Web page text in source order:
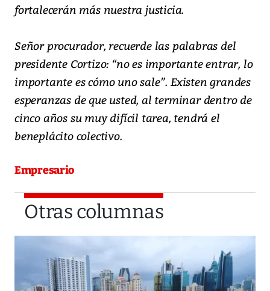
fortalecerán más nuestra justicia.
Señor procurador, recuerde las palabras del
presidente Cortizo: “no es importante entrar, lo
importante es cómo uno sale”. Existen grandes
esperanzas de que usted, al terminar dentro de
cinco años su muy difícil tarea, tendrá el
beneplácito colectivo.
Empresario
Otras columnas